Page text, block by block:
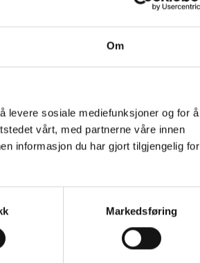
Om
levere sosiale mediefunksjoner og for å
vårt, med partnerne våre innen
informasjon du har gjort tilgjengelig for
Markedsføring